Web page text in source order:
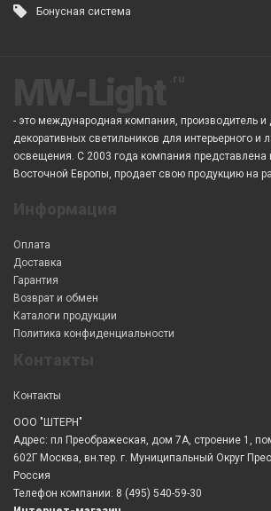
Бонусная система
- это международная компания, производитель и
декоративных светильников для интерьерного и
освещения. С 2003 года компания представлена
Восточной Европы, продает свою продукцию на
Оплата
Доставка
Гарантия
Возврат и обмен
Каталоги продукции
Политика конфиденциальности
Контакты
ООО "ШТЕРН"
Адрес: пл Преображеская, дом 7А, строение 1,
602Г Москва, вн.тер. г. Муниципальный Округ
Россия
Телефон компании: 8 (495) 540-59-30